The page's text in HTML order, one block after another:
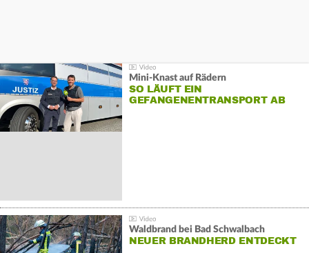
Mini-Knast auf Rädern
SO LÄUFT EIN
GEFANGENENTRANSPORT AB
Waldbrand bei Bad Schwalbach
NEUER BRANDHERD ENTDECKT